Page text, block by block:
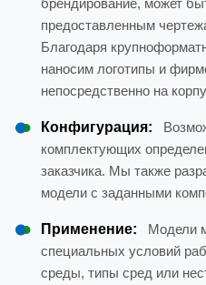
брендирование, может
предоставленным
Благодаря
наносим логотипы и
непосредственно на
Конфигурация:
комплектующих
заказчика. Мы также
модели с заданными
Применение:
Модели
специальных условий
среды, типы сред или